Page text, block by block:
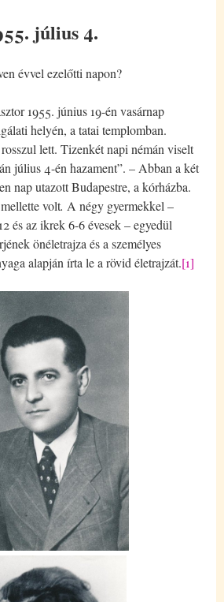
július 4.
évvel ezelőtti napon?
1955. június 19-én vasárnap
helyén, a tatai templomban.
lett. Tizenkét napi némán viselt
július 4-én hazament”. – Abban a két
nap utazott Budapestre, a kórházba.
volt. A négy gyermekkel –
és az ikrek 6-6 évesek – egyedül
önéletrajza és a személyes
alapján írta le a rövid életrajzát.[1]